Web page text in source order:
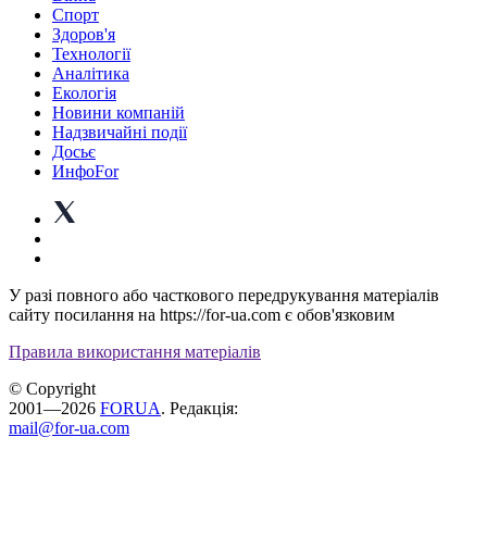
Спорт
Здоров'я
Технології
Аналітика
Екологія
Новини компаній
Надзвичайні події
Досьє
ИнфоFor
У разі повного або часткового передрукування матеріалів
сайту посилання на https://for-ua.com є обов'язковим
Правила використання матеріалів
© Copyright
2001—2026 FORUA. Редакція:
mail@for-ua.com